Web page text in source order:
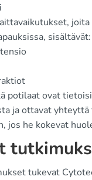
sisältävät:
potilaat ovat
ja ottavat
jos he kokevat
tukevat